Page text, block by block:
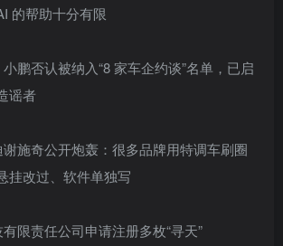
的帮助十分有限
鹏否认被纳入“8 家车企约谈”名单，已启
谣者
施奇公开炮轰：很多品牌用特调车刷圈
挂改过、软件单独写
限责任公司申请注册多枚“寻天”